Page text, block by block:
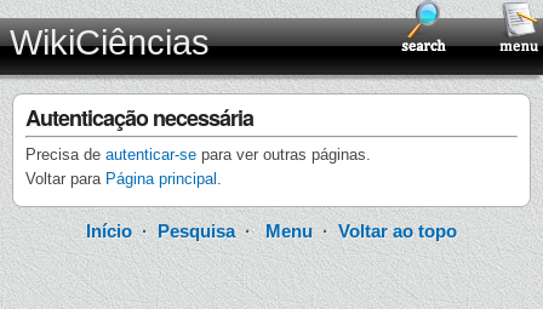
WikiCiências
Autenticação necessária
Precisa de autenticar-se para ver outras páginas.
Voltar para Página principal .
Início · Pesquisa·Menu ·Voltar ao topo